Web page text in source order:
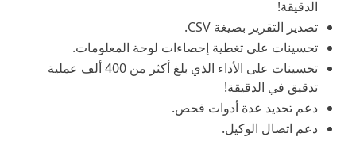
الدقيقة!
تصدير التقرير بصيغة CSV.
تحسينات على تغطية إحصاءات لوحة المعلومات.
تحسينات على الأداء الذي بلغ أكثر من 400 ألف عملية
تدقيق في الدقيقة!
دعم تحديد عدة أدوات فحص.
دعم اتصال الوكيل.